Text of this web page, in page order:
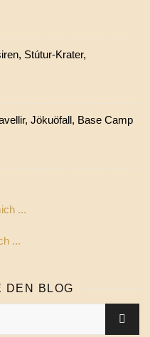
Stútur-Krater,
Jökuöfall, Base Camp
...
DEN BLOG